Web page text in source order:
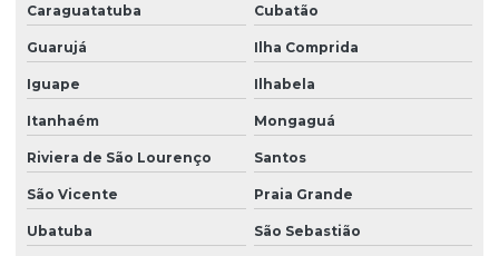
Válvulas de controle de pressão
Valvulas direcionais hidraulica
Valvulas direcionais rexroth
Válvulas proporcionais
Caraguatatuba Cubatão
Guarujá Ilha Comprida
Iguape Ilhabela
Itanhaém Mongaguá
Riviera de São Lourenço Santos
São Vicente Praia Grande
Ubatuba São Sebastião